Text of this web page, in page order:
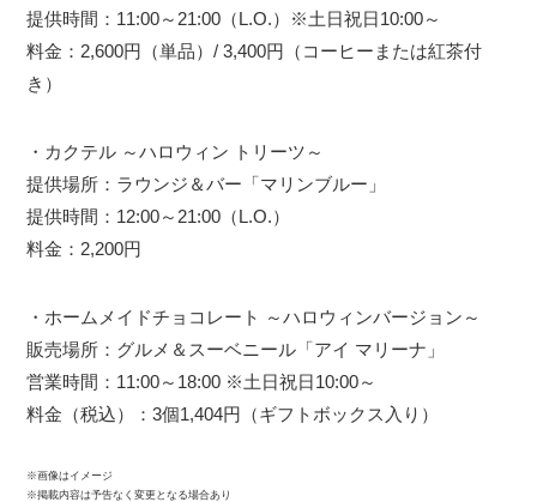
提供時間：11:00～21:00（L.O.）※土日祝日10:00～
料金：2,600円（単品）/ 3,400円（コーヒーまたは紅茶付
き）
・カクテル ～ハロウィン トリーツ～
提供場所：ラウンジ＆バー「マリンブルー」
提供時間：12:00～21:00（L.O.）
料金：2,200円
・ホームメイドチョコレート ～ハロウィンバージョン～
販売場所：グルメ＆スーベニール「アイ マリーナ」
営業時間：11:00～18:00 ※土日祝日10:00～
料金（税込）：3個1,404円（ギフトボックス入り）
※画像はイメージ
※掲載内容は予告なく変更となる場合あり